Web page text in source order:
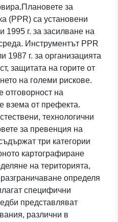
за
(PPR) са установени
1995 г. за засилване на
Инструментът PPR
1987 г. за организацията
защитата на горите от
на големи рискове.
отговорност на
взема от префекта.
технологични
за превенция на
три категории
картографиране
на територията,
определя
специфични
представляват
различни в